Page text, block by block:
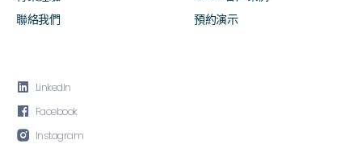
 LinkedIn
 Facebook
 Instagram
聯絡我們
預約演示